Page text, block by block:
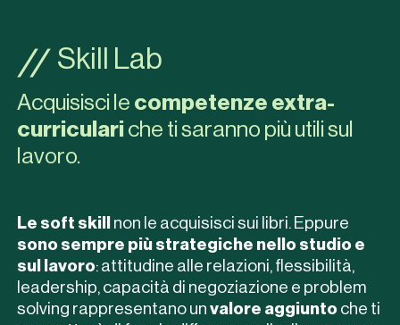
Skill Lab
Acquisisci le competenze extra-
curriculari che ti saranno più utili sul
lavoro.
Le soft skill
non le acquisisci sui libri. Eppure
sono sempre più strategiche nello studio e
sul lavoro: attitudine alle relazioni, flessibilità,
leadership, capacità di negoziazione e problem
solving rappresentano un valore aggiunto che ti